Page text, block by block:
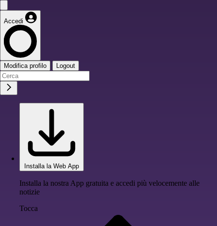
Accedi
Modifica profilo Logout
Installa la Web App
Installa la nostra App gratuita e accedi più velocemente alle
notizie
Tocca